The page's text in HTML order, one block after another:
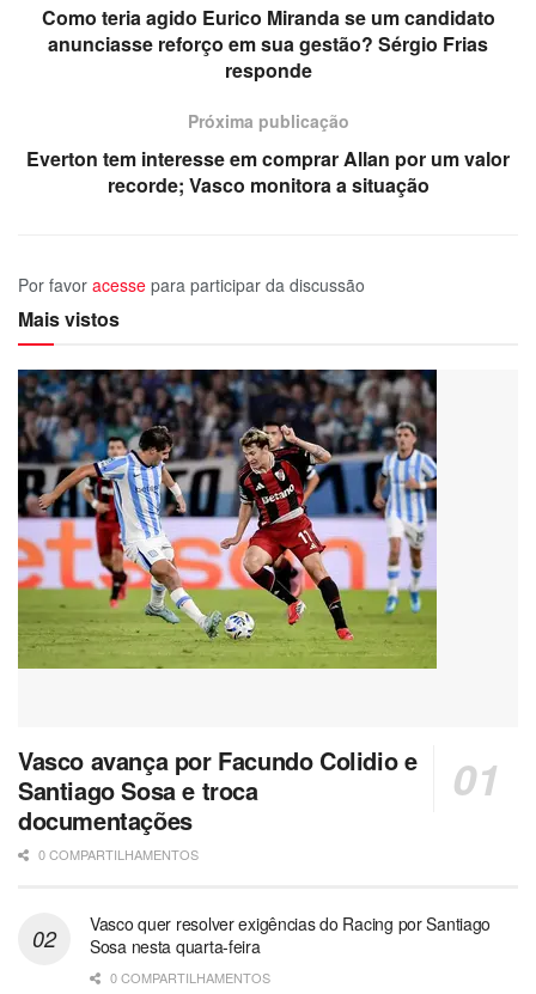
Como teria agido Eurico Miranda se um candidato
anunciasse reforço em sua gestão? Sérgio Frias
responde
Próxima publicação
Everton tem interesse em comprar Allan por um valor
recorde; Vasco monitora a situação
Por favor acesse para participar da discussão
Mais vistos
Vasco avança por Facundo Colidio e
Santiago Sosa e troca
documentações
0 COMPARTILHAMENTOS
Vasco quer resolver exigências do Racing por Santiago
Sosa nesta quarta-feira
0 COMPARTILHAMENTOS